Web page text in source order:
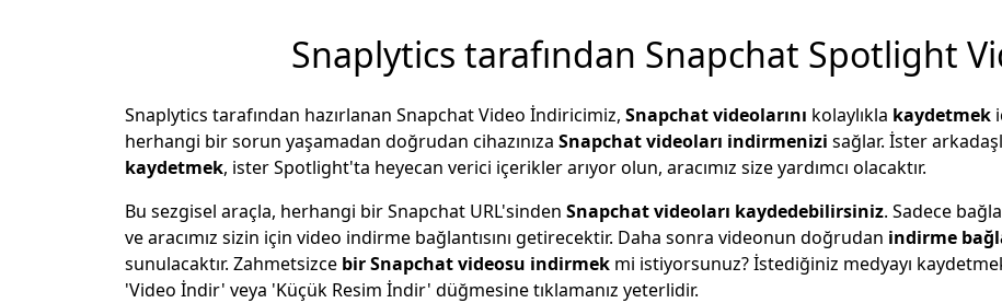
Snaplytics tarafından Snapchat Spotlight
Snaplytics tarafından hazırlanan Snapchat Video İndiricimiz, Snapchat videolarını kolaylıkla kaydetmek
herhangi bir sorun yaşamadan doğrudan cihazınıza Snapchat videoları indirmenizi sağlar. İster
kaydetmek, ister Spotlight'ta heyecan verici içerikler arıyor olun, aracımız size yardımcı olacaktır.
Bu sezgisel araçla, herhangi bir Snapchat URL'sinden Snapchat videoları kaydedebilirsiniz. Sadece
ve aracımız sizin için video indirme bağlantısını getirecektir. Daha sonra videonun doğrudan indirme
sunulacaktır. Zahmetsizce bir Snapchat videosu indirmek mi istiyorsunuz? İstediğiniz medyayı
'Video İndir' veya 'Küçük Resim İndir' düğmesine tıklamanız yeterlidir.